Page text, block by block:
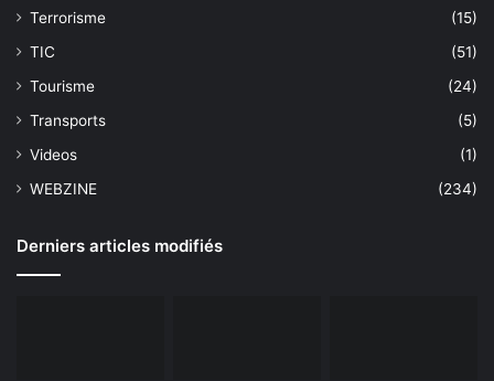
Terrorisme
(15)
TIC
(51)
Tourisme
(24)
Transports
(5)
Videos
(1)
WEBZINE
(234)
Derniers articles modifiés